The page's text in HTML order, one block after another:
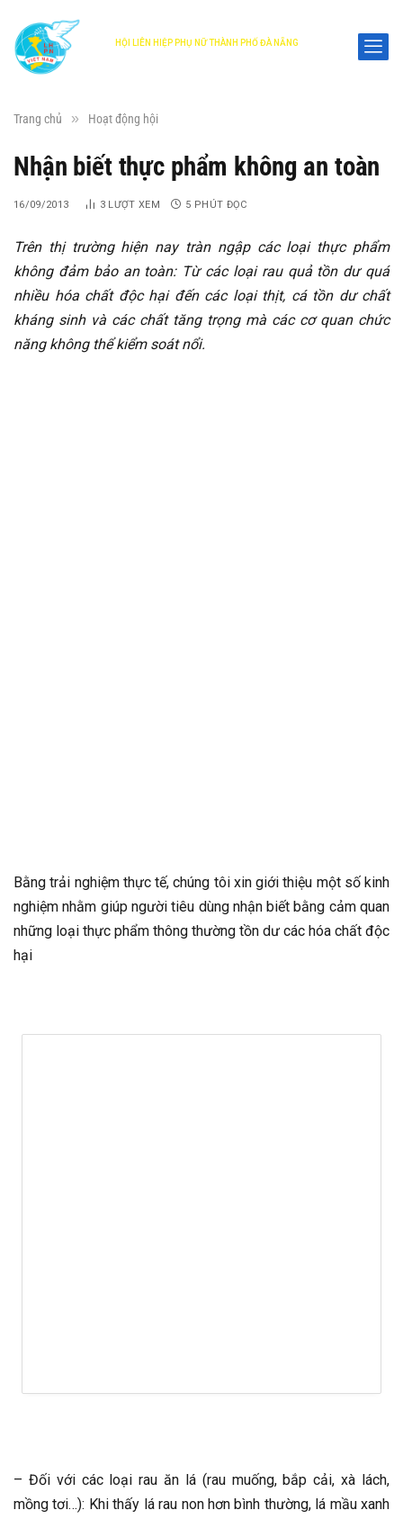
HỘI LIÊN HIỆP PHỤ NỮ THÀNH PHỐ ĐÀ NẴNG
Trang chủ » Hoạt động hội
Nhận biết thực phẩm không an toàn
16/09/2013 3 LƯỢT XEM 5 PHÚT ĐỌC
Trên thị trường hiện nay tràn ngập các loại thực phẩm
không đảm bảo an toàn: Từ các loại rau quả tồn dư quá
nhiều hóa chất độc hại đến các loại thịt, cá tồn dư chất
kháng sinh và các chất tăng trọng mà các cơ quan chức
năng không thể kiểm soát nổi.
Bằng trải nghiệm thực tế, chúng tôi xin giới thiệu một số kinh
nghiệm nhằm giúp người tiêu dùng nhận biết bằng cảm quan
những loại thực phẩm thông thường tồn dư các hóa chất độc
hại
– Đối với các loại rau ăn lá (rau muống, bắp cải, xà lách,
mồng tơi…): Khi thấy lá rau non hơn bình thường, lá mầu xanh